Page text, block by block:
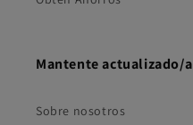
Mantente actualizado/a
Sobre nosotros